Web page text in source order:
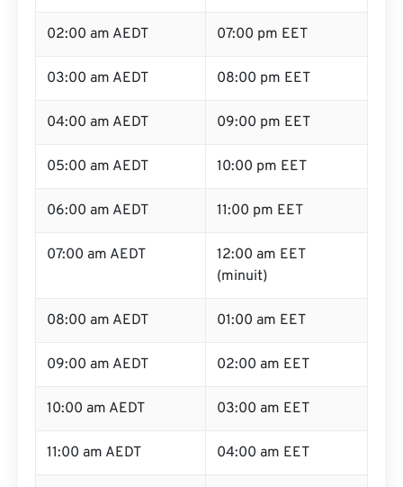
02:00 am AEDT 07:00 pm EET
03:00 am AEDT 08:00 pm EET
04:00 am AEDT 09:00 pm EET
05:00 am AEDT 10:00 pm EET
06:00 am AEDT 11:00 pm EET
07:00 am AEDT
12:00 am EET
(minuit)
08:00 am AEDT 01:00 am EET
09:00 am AEDT 02:00 am EET
10:00 am AEDT 03:00 am EET
11:00 am AEDT 04:00 am EET